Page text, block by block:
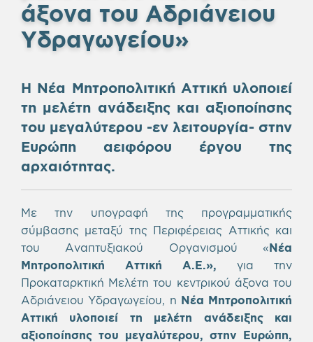
άξονα του Αδριάνειου
Υδραγωγείου»
Η Νέα Μητροπολιτική Αττική υλοποιεί
τη μελέτη ανάδειξης και αξιοποίησης
του μεγαλύτερου -εν λειτουργία- στην
Ευρώπη αειφόρου έργου της
αρχαιότητας.
Με την υπογραφή της προγραμματικής
σύμβασης μεταξύ της Περιφέρειας Αττικής και
του Αναπτυξιακού Οργανισμού «Νέα
Μητροπολιτική Αττική Α.Ε.», για την
Προκαταρκτική Μελέτη του κεντρικού άξονα του
Αδριάνειου Υδραγωγείου, η Νέα Μητροπολιτική
Αττική υλοποιεί τη μελέτη ανάδειξης και
αξιοποίησης του μεγαλύτερου, στην Ευρώπη,